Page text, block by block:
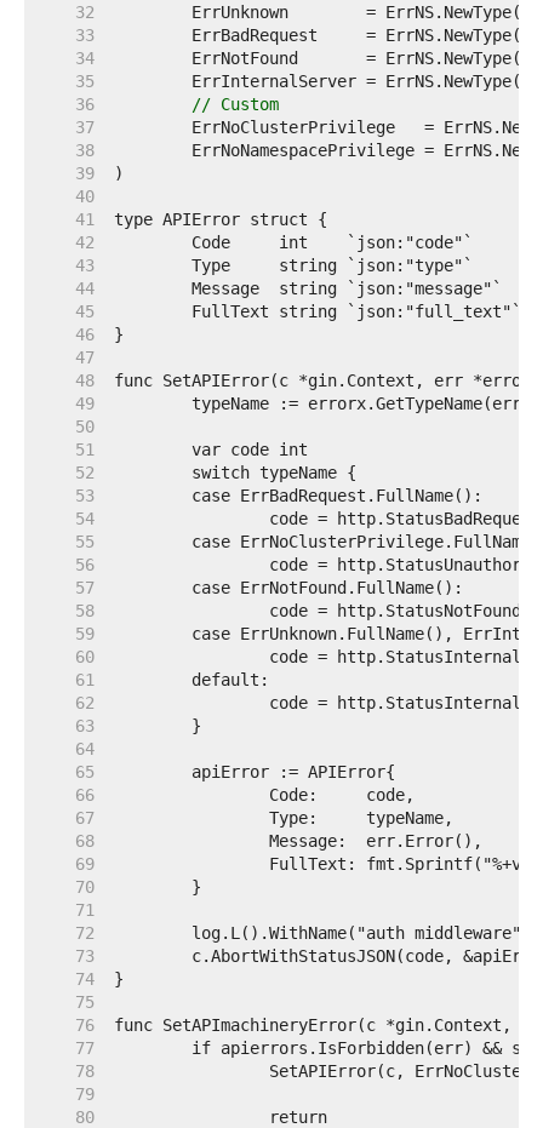
    32
ErrUnknown        =
    33
ErrBadRequest     =
    34
ErrNotFound       =
    35
ErrInternalServer =
    36
// Custom
    37
ErrNoClusterPrivilege   =
    38
ErrNoNamespacePrivilege =
    39
    40
    41
    42
    43
    44
    45
    46
    47
    48
    49
    50
    51
    52
    53
    54
    55
    56
    57
    58
    59
    60
    61
    62
    63
    64
    65
    66
    67
    68
    69
    70
    71
    72
    73
    74
    75
    76
    77
    78
    79
    80